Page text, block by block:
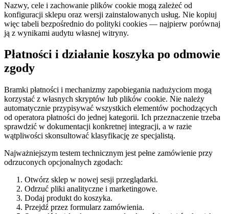
Nazwy, cele i zachowanie plików cookie mogą zależeć od
konfiguracji sklepu oraz wersji zainstalowanych usług. Nie kopiuj
więc tabeli bezpośrednio do polityki cookies — najpierw porównaj
ją z wynikami audytu własnej witryny.
Płatności i działanie koszyka po odmowie
zgody
Bramki płatności i mechanizmy zapobiegania nadużyciom mogą
korzystać z własnych skryptów lub plików cookie. Nie należy
automatycznie przypisywać wszystkich elementów pochodzących
od operatora płatności do jednej kategorii. Ich przeznaczenie trzeba
sprawdzić w dokumentacji konkretnej integracji, a w razie
wątpliwości skonsultować klasyfikację ze specjalistą.
Najważniejszym testem technicznym jest pełne zamówienie przy
odrzuconych opcjonalnych zgodach:
Otwórz sklep w nowej sesji przeglądarki.
Odrzuć pliki analityczne i marketingowe.
Dodaj produkt do koszyka.
Przejdź przez formularz zamówienia.